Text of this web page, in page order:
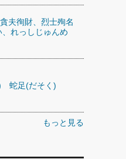
夫徇財、烈士殉名
、れっしじゅんめ
蛇足(だそく)
もっと見る